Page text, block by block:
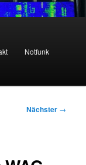
Notfunk
Nächster →